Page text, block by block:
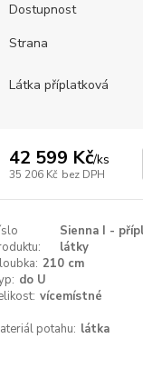
Dostupnost
Strana
Látka příplatková
42 599 Kč/ks
35 206 Kč bez DPH
Sienna I -
látky
210 cm
do U
vícemístné
potahu: látka